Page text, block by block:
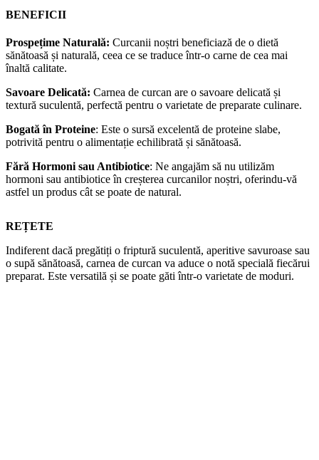
BENEFICII
Prospețime Naturală: Curcanii noștri beneficiază de o dietă
sănătoasă și naturală, ceea ce se traduce într-o carne de cea mai
înaltă calitate.
Savoare Delicată: Carnea de curcan are o savoare delicată și
textură suculentă, perfectă pentru o varietate de preparate culinare.
Bogată în Proteine: Este o sursă excelentă de proteine slabe,
potrivită pentru o alimentație echilibrată și sănătoasă.
Fără Hormoni sau Antibiotice: Ne angajăm să nu utilizăm
hormoni sau antibiotice în creșterea curcanilor noștri, oferindu-vă
astfel un produs cât se poate de natural.
REȚETE
Indiferent dacă pregătiți o friptură suculentă, aperitive savuroase sau
o supă sănătoasă, carnea de curcan va aduce o notă specială fiecărui
preparat. Este versatilă și se poate găti într-o varietate de moduri.